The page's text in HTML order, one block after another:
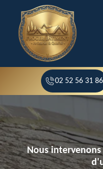
02 52 56 31 86
Nous